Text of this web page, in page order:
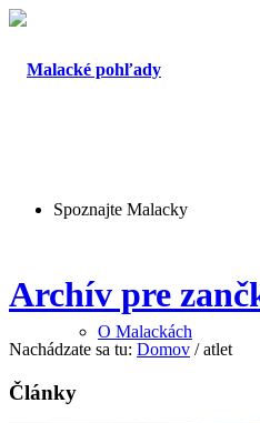
Spoznajte Malacky
O Malackách
Archív pre
Nachádzate sa tu: Domov / atlet
Články